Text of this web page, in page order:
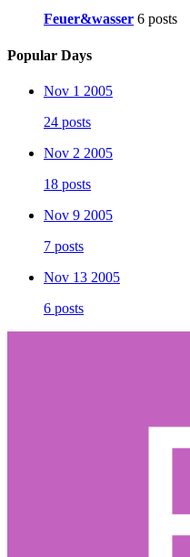
Feuer&wasser 6 posts
Popular Days
Nov 1 2005
24 posts
Nov 2 2005
18 posts
Nov 9 2005
7 posts
Nov 13 2005
6 posts